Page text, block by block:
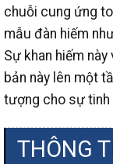
chuỗi cung ứng
mẫu đàn hiếm
Sự khan hiếm
bản này lên một
tượng cho sự tinh
THÔNG